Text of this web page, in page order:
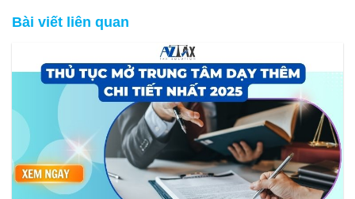
Bài viết liên quan